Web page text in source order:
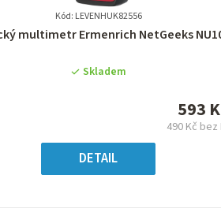
Kód: LEVENHUK82556
Průměrné
produktu
5
hvězdiček.
multimetr Ermenrich NetGeeks
Skladem
593
490 Kč bez
DETAIL